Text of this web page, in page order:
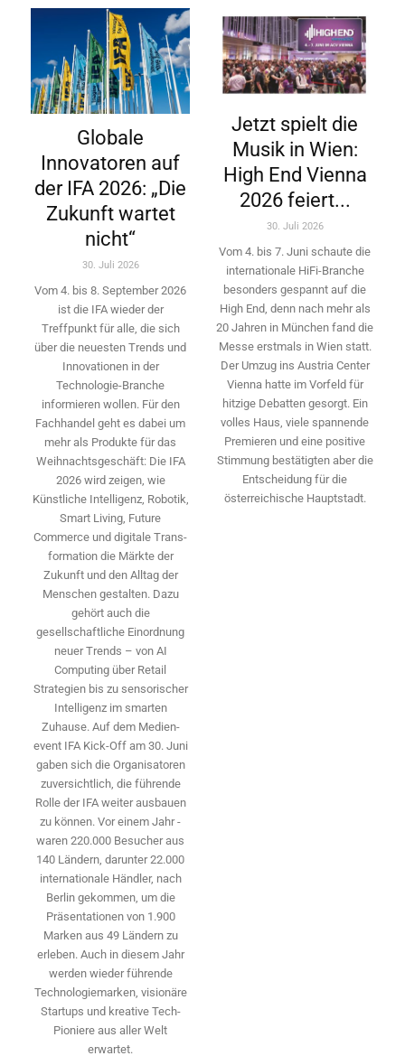
Globale
Innovatoren auf
der IFA 2026: „Die
Zukunft wartet
nicht“
30. Juli 2026
Vom 4. bis 8. September 2026
ist die IFA wieder der
Treffpunkt für alle, die sich
über die neuesten Trends und
Innovationen in der
Technologie-­Branche
informieren wollen. Für den
Fachhandel geht es dabei um
mehr als Produkte für das
Weihnachtsgeschäft: Die IFA
2026 wird ­zeigen, wie
Künstliche Intelligenz, Robotik,
Smart Living, Future
Commerce und digitale Trans­
formation die Märkte der
Zukunft und den Alltag der
Menschen gestalten. Dazu
gehört auch die
gesellschaftliche Einordnung
neuer Trends – von AI
Computing über Retail
Strategien bis zu sensorischer
Intelligenz im smarten
Zuhause. Auf dem Medien­
event IFA Kick-Off am 30. Juni
gaben sich die Organisatoren
zuversichtlich, die führende
Rolle der IFA weiter ausbauen
zu können. Vor einem Jahr ­
waren 220.000 Besucher aus
140 ­Ländern, ­darunter 22.000
internationale Händler, nach
Berlin gekommen, um die
Präsen­tationen von 1.900
Marken aus 49 Ländern zu
erleben. Auch in diesem Jahr
werden wieder führende
Technologiemarken, visionäre
Startups und ­kreative Tech-
Pioniere aus aller Welt
erwartet.
Jetzt spielt die
Musik in Wien:
High End Vienna
2026 feiert...
30. Juli 2026
Vom 4. bis 7. Juni schaute die
internationale HiFi-Branche
besonders gespannt auf die
High End, denn nach mehr als
20 Jahren in München fand die
Messe erstmals in Wien statt.
Der Umzug ins Austria Center
Vienna hatte im Vorfeld für
hitzige Debatten gesorgt. Ein
volles Haus, viele spannende
Premieren und eine positive
Stimmung bestätigten aber die
Entscheidung für die
österreichische Hauptstadt.